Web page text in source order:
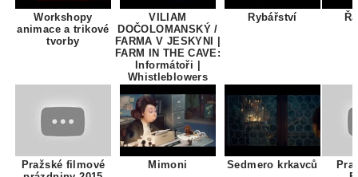
Workshopy
animace a trikové
tvorby
VILIAM
DOČOLOMANSKÝ /
FARMA V JESKYNI |
FARM IN THE CAVE:
Informátoři |
Whistleblowers
Rybářství
Pražské filmové
Mimoni Sedmero krkavců